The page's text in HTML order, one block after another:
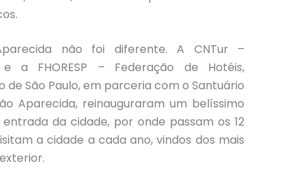
não foi diferente. A CNTur –
a FHORESP – Federação de Hotéis,
de São Paulo, em parceria com o Santuário
Aparecida, reinauguraram um belíssimo
da cidade, por onde passam os 12
a cidade a cada ano, vindos dos mais